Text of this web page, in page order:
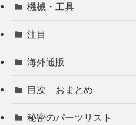
機械・工具
注目
海外通販
目次 おまとめ
秘密のパーツリスト